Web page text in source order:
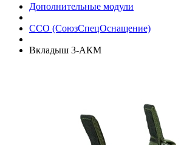
Дополнительные модули
ССО (СоюзСпецОснащение)
Вкладыш 3-АКМ